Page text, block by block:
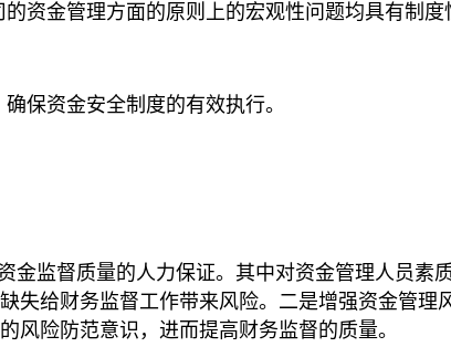
资金管理方面的原则上的宏观性问题均具有制度
保资金安全制度的有效执行。
金监督质量的人力保证。其中对资金管理人员素
失给财务监督工作带来风险。二是增强资金管
风险防范意识，进而提高财务监督的质量。